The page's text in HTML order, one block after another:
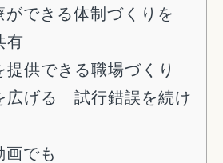
ができる体制づくりを
有
供できる職場づくり
広げる 試行錯誤を続け
でも